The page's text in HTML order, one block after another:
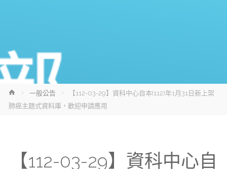
Home一般公告
【112-03-29】資科中心自本(112)年1月31日新上架
肺癌主題式資料庫，歡迎申請應用
【112-03-29】資科中心自